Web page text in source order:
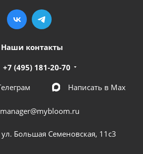
Наши контакты
+7 (495) 181-20-70
Написать в Мах
manager@mybloom.ru
Большая Семеновская, 11с3